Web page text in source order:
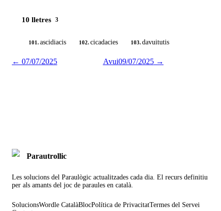
10 lletres 3
101.ascidiacis 102.cicadacies 103.davuitutis
← 07/07/2025 Avui09/07/2025→
Parautrollic
Les solucions del Paraulògic actualitzades cada dia. El recurs definitiu
per als amants del joc de paraules en català.
SolucionsWordle CatalàBlocPolítica de PrivacitatTermes del Servei